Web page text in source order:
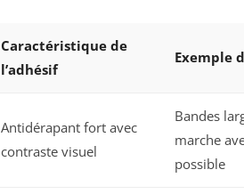
Caractéristique de
l’adhésif
Exemple
Antidérapant fort avec
contraste visuel
Bandes
marche
possible